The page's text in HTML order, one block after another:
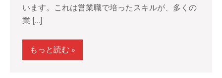
います。これは営業職で培ったスキルが、多くの
業 […]
もっと読む »